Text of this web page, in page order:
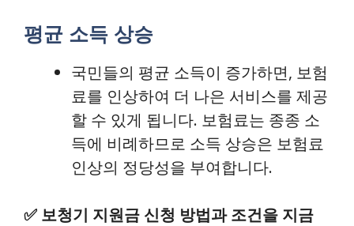
평균 소득 상승
국민들의 평균 소득이 증가하면, 보험
료를 인상하여 더 나은 서비스를 제공
할 수 있게 됩니다. 보험료는 종종 소
득에 비례하므로 소득 상승은 보험료
인상의 정당성을 부여합니다.
✅ 보청기 지원금 신청 방법과 조건을 지금